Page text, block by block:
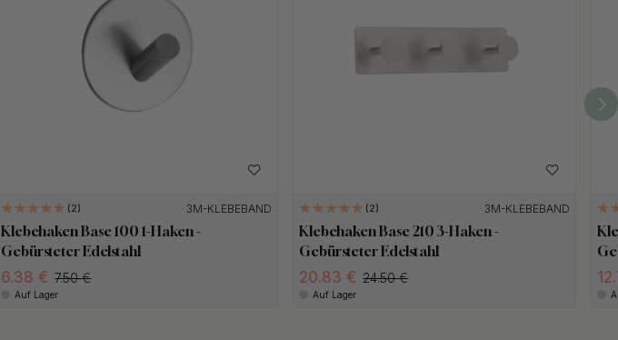
2 3M-KLEBEBAND
Klebehaken Base 100 1-Haken -
Gebürsteter Edelstahl
6.38 7.50
Auf Lager
2 3M-KLEBEBAND
Klebehaken Base 210 3-Haken -
Gebürsteter Edelstahl
20.83 24.50
Auf Lager